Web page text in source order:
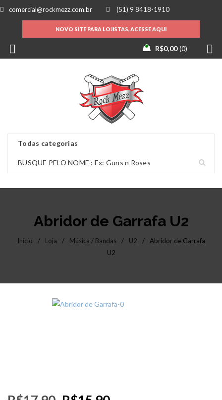
comercial@rockmezz.com.br (51) 9 8418-1910
NOVO SITE PARA LOJISTAS, ACESSE AQUI
R$0,00 0
Abridor de Garrafa U2
Início / Loja / Música / Bandas / U2 /
Abridor de Garrafa
U2